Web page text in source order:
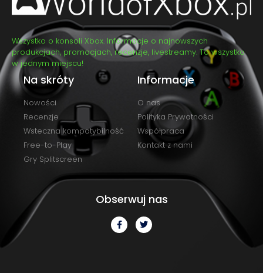
Wszystko o konsoli Xbox. Informacje o najnowszych
produkcjach, promocjach, recenzje, livestreamy. To wszystko
w jednym miejscu!
Na skróty
Nowości
Recenzje
Wsteczna kompatybilność
Free-to-Play
Gry Splitscreen
Informacje
O nas
Polityka Prywatności
Współpraca
Kontakt z nami
Obserwuj nas